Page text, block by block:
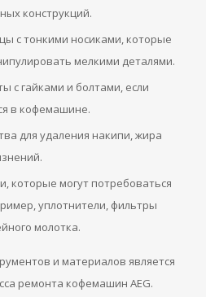
конструкций.
с тонкими носиками, которые
мелкими деталями.
с гайками и болтами, если
в кофемашине.
для удаления накипи, жира
которые могут потребоваться
уплотнители, фильтры
молотка.
и материалов является
ремонта кофемашин AEG.